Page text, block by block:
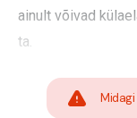
ainult võivad
ta.
Midagi